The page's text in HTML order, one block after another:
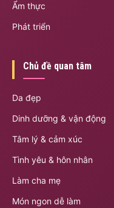
Ẩm thực
Phát triển
Chủ đề quan tâm
Da đẹp
Dinh dưỡng & vận động
Tâm lý & cảm xúc
Tình yêu & hôn nhân
Làm cha mẹ
Món ngon dễ làm